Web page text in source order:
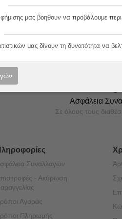
μας!
Ασφάλεια
Σε όλους τους
Συναλλαγών
- Ακύρωση
Αγοράς
Πληρωμής
μας βοηθουν να προβάλουμε
μας δίνουν τη δυνατότητα να